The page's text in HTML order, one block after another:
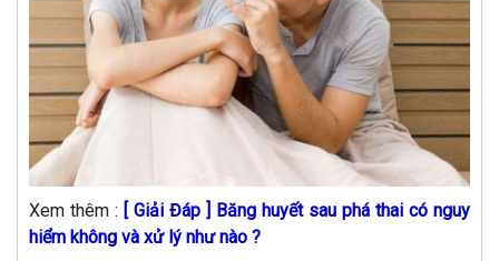
Xem thêm :
[ Giải Đáp ] Băng huyết sau phá thai có nguy
hiểm không và xử lý như nào ?